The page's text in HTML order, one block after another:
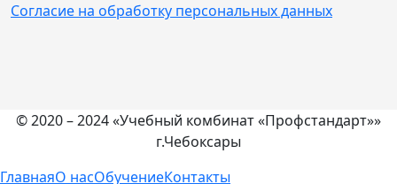
Согласие на обработку персональных данных
© 2020 – 2024 «Учебный комбинат «Профстандарт»»
г.Чебоксары
ГлавнаяО насОбучениеКонтакты